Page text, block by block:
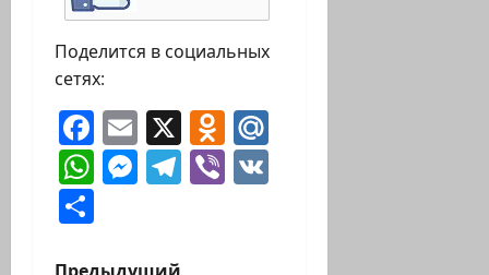
Поделится в социальных
сетях:
Facebook
Email
X Odnoklassniki
WhatsApp
Messenger
Telegram
Viber
Предыдущий